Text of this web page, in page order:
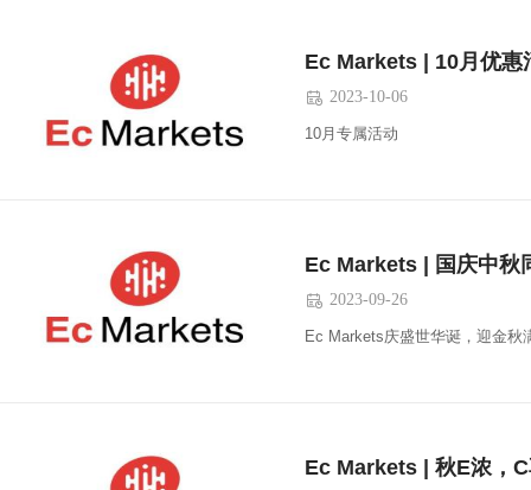
Ec Markets | 10月优惠
 2023-10-06
10月专属活动
 2023-09-26
Ec Markets庆盛世华诞，迎金秋
Ec Markets | 秋E浓，